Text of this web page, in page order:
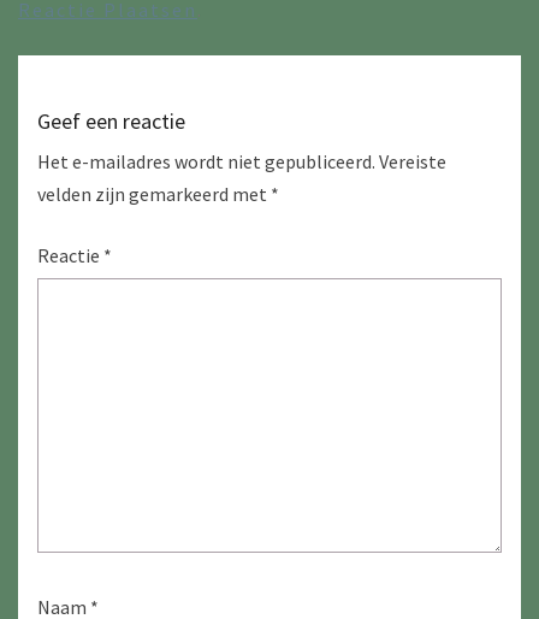
Reactie Plaatsen
Geef een reactie
Het e-mailadres wordt niet gepubliceerd. Vereiste
velden zijn gemarkeerd met *
Reactie *
Naam *